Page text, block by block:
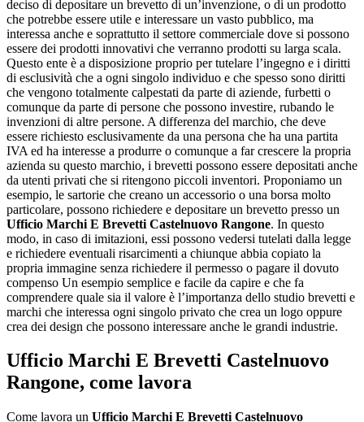
deciso di depositare un brevetto di un’invenzione, o di un prodotto
che potrebbe essere utile e interessare un vasto pubblico, ma
interessa anche e soprattutto il settore commerciale dove si possono
essere dei prodotti innovativi che verranno prodotti su larga scala.
Questo ente è a disposizione proprio per tutelare l’ingegno e i diritti
di esclusività che a ogni singolo individuo e che spesso sono diritti
che vengono totalmente calpestati da parte di aziende, furbetti o
comunque da parte di persone che possono investire, rubando le
invenzioni di altre persone. A differenza del marchio, che deve
essere richiesto esclusivamente da una persona che ha una partita
IVA ed ha interesse a produrre o comunque a far crescere la propria
azienda su questo marchio, i brevetti possono essere depositati anche
da utenti privati che si ritengono piccoli inventori. Proponiamo un
esempio, le sartorie che creano un accessorio o una borsa molto
particolare, possono richiedere e depositare un brevetto presso un
Ufficio Marchi E Brevetti Castelnuovo Rangone. In questo
modo, in caso di imitazioni, essi possono vedersi tutelati dalla legge
e richiedere eventuali risarcimenti a chiunque abbia copiato la
propria immagine senza richiedere il permesso o pagare il dovuto
compenso Un esempio semplice e facile da capire e che fa
comprendere quale sia il valore è l’importanza dello studio brevetti e
marchi che interessa ogni singolo privato che crea un logo oppure
crea dei design che possono interessare anche le grandi industrie.
Ufficio Marchi E Brevetti Castelnuovo
Rangone, come lavora
Come lavora un Ufficio Marchi E Brevetti Castelnuovo